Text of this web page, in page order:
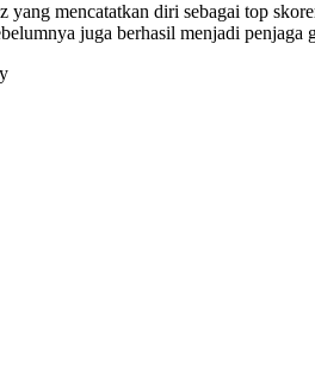
yang mencatatkan diri sebagai top
juga berhasil menjadi